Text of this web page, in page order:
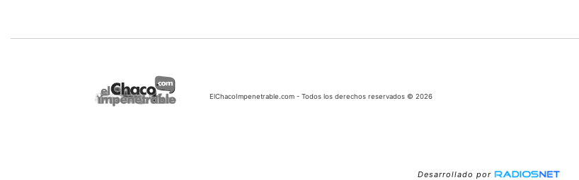
ElChacoImpenetrable.com - Todos los derechos reservados © 2026
Desarrollado por